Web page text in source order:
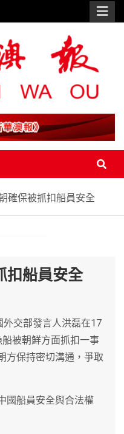
確保被抓扣船員安全
扣船員安全
外交部發言人洪磊在17
被朝鮮方面抓扣一事
方保持密切溝通，爭取
國船員安全與合法權